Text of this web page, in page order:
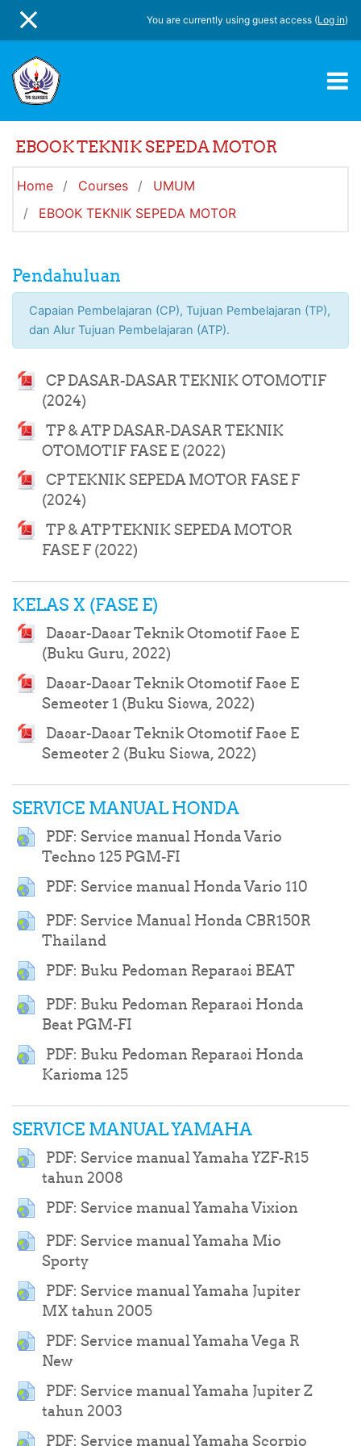
SIDE PANEL You are currently using guest access (Log in)
EBOOK TEKNIK SEPEDA MOTOR
Home Courses
UMUM
EBOOK TEKNIK SEPEDA MOTOR
Topic outline
Pendahuluan
Capaian Pembelajaran (CP), Tujuan Pembelajaran (TP),
dan Alur Tujuan Pembelajaran (ATP).
CP DASAR-DASAR TEKNIK OTOMOTIF
(2024)
File
TP & ATP DASAR-DASAR TEKNIK
OTOMOTIF FASE E (2022)
File
CP TEKNIK SEPEDA MOTOR FASE F
(2024)
File
TP & ATP TEKNIK SEPEDA MOTOR
FASE F (2022)
File
KELAS X (FASE E)
Dasar-Dasar Teknik Otomotif Fase E
(Buku Guru, 2022)
URL
Dasar-Dasar Teknik Otomotif Fase E
Semester 1 (Buku Siswa, 2022)
URL
Dasar-Dasar Teknik Otomotif Fase E
Semester 2 (Buku Siswa, 2022)
URL
SERVICE MANUAL HONDA
PDF: Service manual Honda Vario
Techno 125 PGM-FI
URL
PDF: Service manual Honda Vario 110
URL
PDF: Service Manual Honda CBR150R
Thailand
URL
PDF: Buku Pedoman Reparasi BEAT
URL
PDF: Buku Pedoman Reparasi Honda
Beat PGM-FI
URL
PDF: Buku Pedoman Reparasi Honda
Karisma 125
URL
SERVICE MANUAL YAMAHA
PDF: Service manual Yamaha YZF-R15
tahun 2008
URL
PDF: Service manual Yamaha Vixion
URL
PDF: Service manual Yamaha Mio
Sporty
URL
PDF: Service manual Yamaha Jupiter
MX tahun 2005
URL
PDF: Service manual Yamaha Vega R
New
URL
PDF: Service manual Yamaha Jupiter Z
tahun 2003
URL
PDF: Service manual Yamaha Scorpio